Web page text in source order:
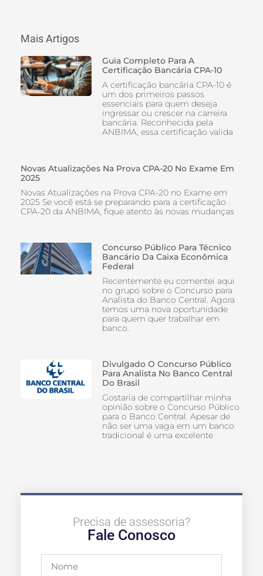
Mais Artigos
Guia Completo Para A
Certificação Bancária CPA-10
A certificação bancária CPA-10 é
um dos primeiros passos
essenciais para quem deseja
ingressar ou crescer na carreira
bancária. Reconhecida pela
ANBIMA, essa certificação valida
Novas Atualizações Na Prova CPA-20 No Exame Em
2025
Novas Atualizações na Prova CPA-20 no Exame em
2025 Se você está se preparando para a certificação
CPA-20 da ANBIMA, fique atento às novas mudanças
Concurso Público Para Técnico
Bancário Da Caixa Econômica
Federal
Recentemente eu comentei aqui
no grupo sobre o Concurso para
Analista do Banco Central. Agora
temos uma nova oportunidade
para quem quer trabalhar em
banco.
Divulgado O Concurso Público
Para Analista No Banco Central
Do Brasil
Gostaria de compartilhar minha
opinião sobre o Concurso Público
para o Banco Central. Apesar de
não ser uma vaga em um banco
tradicional é uma excelente
Precisa de assessoria?
Fale Conosco